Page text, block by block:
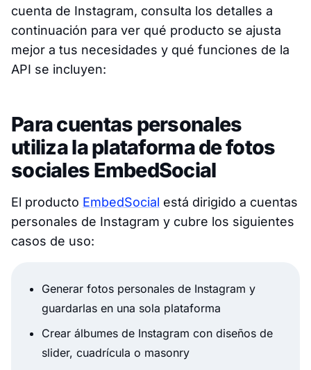
cuenta de Instagram, consulta los detalles a
continuación para ver qué producto se ajusta
mejor a tus necesidades y qué funciones de la
API se incluyen:
Para cuentas personales
utiliza la plataforma de fotos
sociales EmbedSocial
El producto EmbedSocial está dirigido a cuentas
personales de Instagram y cubre los siguientes
casos de uso:
Generar fotos personales de Instagram y
guardarlas en una sola plataforma
Crear álbumes de Instagram con diseños de
slider, cuadrícula o masonry